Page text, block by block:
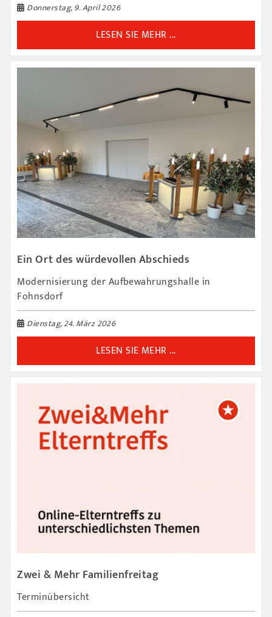
Donnerstag, 9. April 2026
LESEN SIE MEHR ...
Ein Ort des würdevollen Abschieds
Modernisierung der Aufbewahrungshalle in
Fohnsdorf
Dienstag, 24. März 2026
LESEN SIE MEHR ...
Zwei & Mehr Familienfreitag
Terminübersicht